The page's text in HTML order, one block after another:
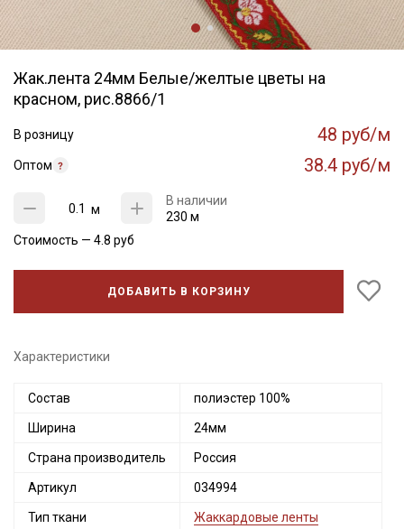
Жак.лента 24мм Белые/желтые цветы на
красном, рис.8866/1
В розницу 48 руб/м
Оптом 38.4 руб/м
м
В наличии
230 м
Стоимость — 4.8 руб
ДОБАВИТЬ В КОРЗИНУ
Характеристики
Состав полиэстер 100%
Ширина 24мм
Страна производитель Россия
Артикул 034994
Тип ткани Жаккардовые ленты